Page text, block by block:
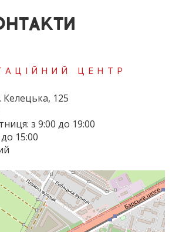
ЦЕНТР
Келецька, 125
з 9:00 до 19:00
15:00